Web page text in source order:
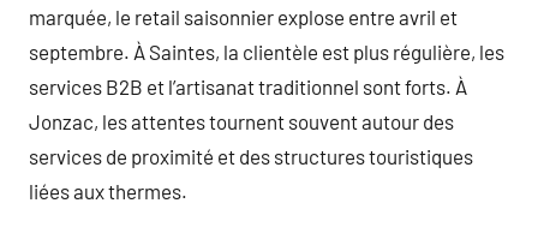
marquée, le retail saisonnier explose entre avril et
septembre. À Saintes, la clientèle est plus régulière, les
services B2B et l’artisanat traditionnel sont forts. À
Jonzac, les attentes tournent souvent autour des
services de proximité et des structures touristiques
liées aux thermes.